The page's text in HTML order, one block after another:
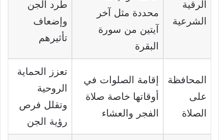
الرقية
الشرعية
محددة مثل آخر
آيتين من سورة
البقرة
طرد الجن
وإضعاف
تأثيرهم
المحافظة
على
الصلاة
إقامة الصلوات في
أوقاتها خاصة صلاة
الفجر والعشاء
تعزز الحماية
الروحية
وتقلل فرص
رؤية الجن